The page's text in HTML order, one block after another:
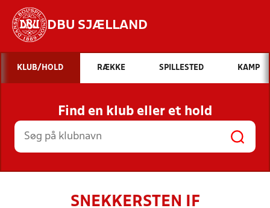
DBU SJÆLLAND
Hvad vil du søge efter?
INDHOLD OG NYHEDER
STILLINGER, RESULTATER, KLUBBER OG
HOLD
KLUB/HOLD RÆKKE SPILLESTED KAMP
Find en klub eller et hold
SNEKKERSTEN IF